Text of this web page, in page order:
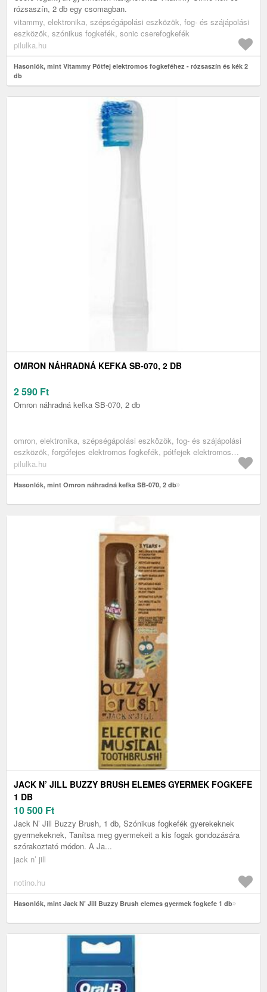
rózsaszín, 2 db egy csomagban.
vitammy, elektronika, szépségápolási eszközök, fog- és szájápolási
eszközök, szónikus fogkefék, sonic cserefogkefék
pilulka.hu
Hasonlók, mint Vitammy Pótfej elektromos fogkeféhez - rózsaszín és kék 2
db
OMRON NÁHRADNÁ KEFKA SB-070, 2 DB
2 590 Ft
Omron náhradná kefka SB-070, 2 db
omron, elektronika, szépségápolási eszközök, fog- és szájápolási
eszközök, forgófejes elektromos fogkefék, pótfejek elektromos
fogkefékhez
pilulka.hu
Hasonlók, mint Omron náhradná kefka SB-070, 2 db
JACK N’ JILL BUZZY BRUSH ELEMES GYERMEK FOGKEFE
1 DB
10 500 Ft
Jack N’ Jill Buzzy Brush, 1 db, Szónikus fogkefék gyerekeknek
gyermekeknek, Tanítsa meg gyermekeit a kis fogak gondozására
szórakoztató módon. A Ja...
jack n’ jill
notino.hu
Hasonlók, mint Jack N’ Jill Buzzy Brush elemes gyermek fogkefe 1 db